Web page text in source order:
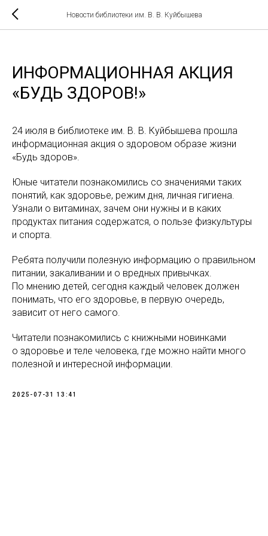
Новости библиотеки им. В. В. Куйбышева
ИНФОРМАЦИОННАЯ АКЦИЯ
«БУДЬ ЗДОРОВ!»
24 июля в библиотеке им. В. В. Куйбышева прошла
информационная акция о здоровом образе жизни
«Будь здоров».
Юные читатели познакомились со значениями таких
понятий, как здоровье, режим дня, личная гигиена.
Узнали о витаминах, зачем они нужны и в каких
продуктах питания содержатся, о пользе физкультуры
и спорта.
Ребята получили полезную информацию о правильном
питании, закаливании и о вредных привычках.
По мнению детей, сегодня каждый человек должен
понимать, что его здоровье, в первую очередь,
зависит от него самого.
Читатели познакомились с книжными новинками
о здоровье и теле человека, где можно найти много
полезной и интересной информации.
2025-07-31 13:41